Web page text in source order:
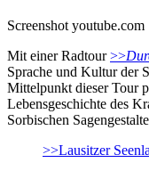
Screenshot youtube.com
Mit einer Radtour>>
Sprache und Kultur der
Mittelpunkt dieser Tour
Lebensgeschichte des
Sorbischen
>>Lausitzer